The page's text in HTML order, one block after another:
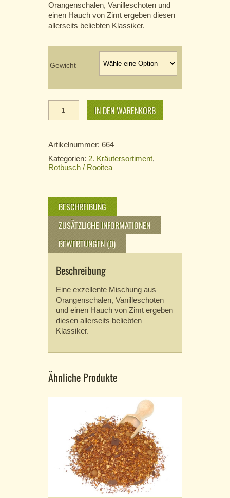
Orangenschalen, Vanilleschoten und
einen Hauch von Zimt ergeben diesen
allerseits beliebten Klassiker.
Gewicht
Rooitea
Föhr Menge
IN DEN WARENKORB
Artikelnummer: 664
Kategorien: 2. Kräutersortiment,
Rotbusch / Rooitea
BESCHREIBUNG
ZUSÄTZLICHE INFORMATIONEN
BEWERTUNGEN (0)
Beschreibung
Eine exzellente Mischung aus
Orangenschalen, Vanilleschoten
und einen Hauch von Zimt ergeben
diesen allerseits beliebten
Klassiker.
Ähnliche Produkte